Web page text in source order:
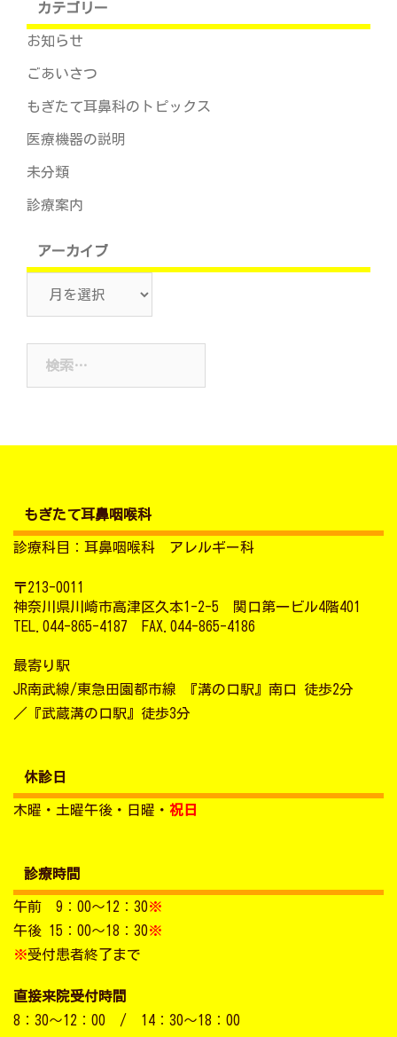
カテゴリー
お知らせ
ごあいさつ
もぎたて耳鼻科のトピックス
医療機器の説明
未分類
診療案内
アーカイブ
もぎたて耳鼻咽喉科
診療科目：耳鼻咽喉科 アレルギー科
〒213-0011
神奈川県川崎市高津区久本1-2-5 関口第一ビル4階401
TEL.044-865-4187 FAX.044-865-4186
最寄り駅
JR南武線/東急田園都市線 『溝の口駅』南口 徒歩2分
／『武蔵溝の口駅』徒歩3分
休診日
木曜・土曜午後・日曜・ 祝日
診療時間
午前 9：00～12：30※
午後 15：00～18：30※
※受付患者終了まで
直接来院受付時間
8：30～12：00 / 14：30～18：00